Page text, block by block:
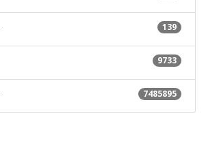
139
9733
7485895